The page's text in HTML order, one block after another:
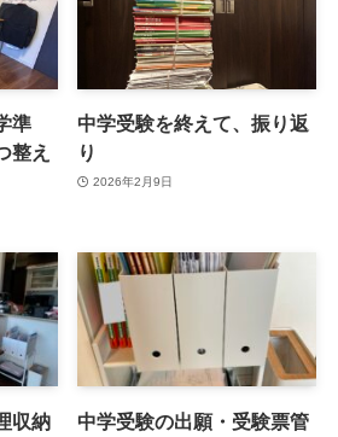
準
整え
中学受験を終えて、振り返
り
2026年2月9日
収納
中学受験の出願・受験票管